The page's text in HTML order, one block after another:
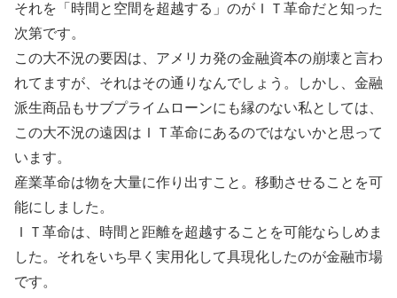
それを「時間と空間を超越する」のがＩＴ革命だと知った
次第です。
この大不況の要因は、アメリカ発の金融資本の崩壊と言わ
れてますが、それはその通りなんでしょう。しかし、金融
派生商品もサブプライムローンにも縁のない私としては、
この大不況の遠因はＩＴ革命にあるのではないかと思って
います。
産業革命は物を大量に作り出すこと。移動させることを可
能にしました。
ＩＴ革命は、時間と距離を超越することを可能ならしめま
した。それをいち早く実用化して具現化したのが金融市場
です。